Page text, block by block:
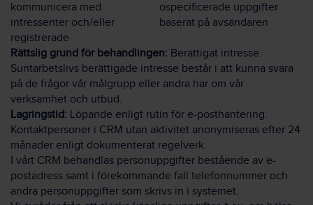
kommunicera med
intressenter och/eller
registrerade
ospecificerade uppgifter
baserat på avsändaren
Rättslig grund för behandlingen: Berättigat intresse.
Suntarbetslivs berättigade intresse består i att kunna svara
på de frågor vår målgrupp eller andra har om vår
verksamhet och utbud.
Lagringstid: Löpande enligt rutin för e-posthantering.
Kontaktpersoner i CRM utan aktivitet anonymiseras efter 24
månader enligt dokumenterat regelverk.
I vårt CRM behandlas personuppgifter bestående av e-
postadress samt i förekommande fall telefonnummer och
andra personuppgifter som skrivs in i systemet.